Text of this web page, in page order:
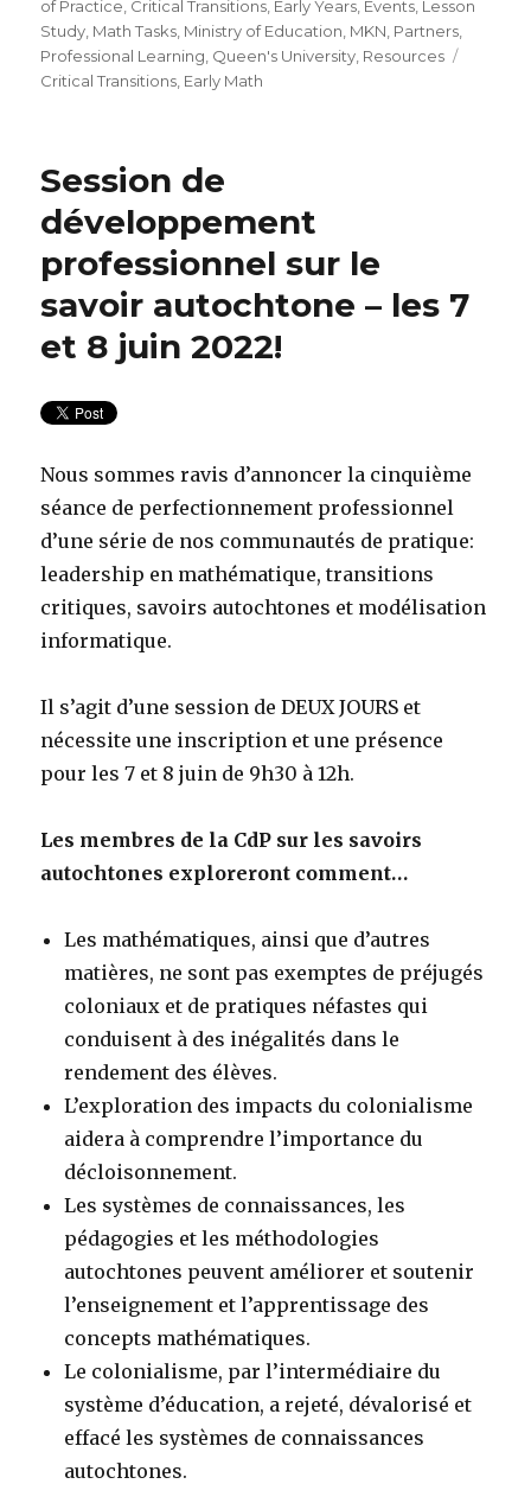
on
of Practice, Critical Transitions, Early Years, Events, Lesson
Study, Math Tasks, Ministry of Education, MKN, Partners,
Professional Learning, Queen's University, Resources
Critical Transitions, Early Math
Session de
développement
professionnel sur le
savoir autochtone – les 7
et 8 juin 2022!
Nous sommes ravis d’annoncer la cinquième
séance de perfectionnement professionnel
d’une série de nos communautés de pratique:
leadership en mathématique, transitions
critiques, savoirs autochtones et modélisation
informatique.
Il s’agit d’une session de DEUX JOURS et
nécessite une inscription et une présence
pour les 7 et 8 juin de 9h30 à 12h.
Les membres de la CdP sur les savoirs
autochtones exploreront comment…
Les mathématiques, ainsi que d’autres
matières, ne sont pas exemptes de préjugés
coloniaux et de pratiques néfastes qui
conduisent à des inégalités dans le
rendement des élèves.
L’exploration des impacts du colonialisme
aidera à comprendre l’importance du
décloisonnement.
Les systèmes de connaissances, les
pédagogies et les méthodologies
autochtones peuvent améliorer et soutenir
l’enseignement et l’apprentissage des
concepts mathématiques.
Le colonialisme, par l’intermédiaire du
système d’éducation, a rejeté, dévalorisé et
effacé les systèmes de connaissances
autochtones.